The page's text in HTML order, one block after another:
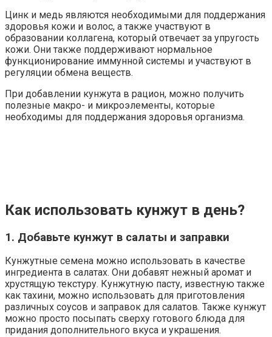
Цинк и медь являются необходимыми для поддержания
здоровья кожи и волос, а также участвуют в
образовании коллагена, который отвечает за упругость
кожи. Они также поддерживают нормальное
функционирование иммунной системы и участвуют в
регуляции обмена веществ.
При добавлении кунжута в рацион, можно получить
полезные макро- и микроэлементы, которые
необходимы для поддержания здоровья организма.
Как использовать кунжут в день?
1. Добавьте кунжут в салаты и заправки
Кунжутные семена можно использовать в качестве
ингредиента в салатах. Они добавят нежный аромат и
хрустящую текстуру. Кунжутную пасту, известную также
как тахини, можно использовать для приготовления
различных соусов и заправок для салатов. Также кунжут
можно просто посыпать сверху готового блюда для
придания дополнительного вкуса и украшения.